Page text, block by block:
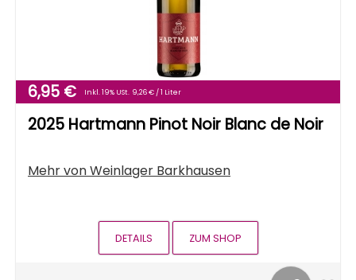
6,95 € Inkl. 19% USt. 9,26 € / 1 Liter
2025 Hartmann Pinot Noir Blanc de Noir
Mehr vonWeinlager Barkhausen
DETAILS ZUM SHOP